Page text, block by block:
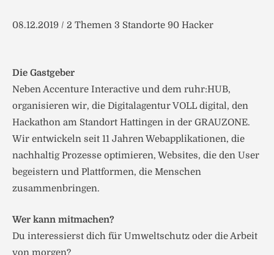
08.12.2019 / 2 Themen 3 Standorte 90 Hacker
Die Gastgeber
Neben Accenture Interactive und dem ruhr:HUB,
organisieren wir, die Digitalagentur VOLL digital, den
Hackathon am Standort Hattingen in der GRAUZONE.
Wir entwickeln seit 11 Jahren Webapplikationen, die
nachhaltig Prozesse optimieren, Websites, die den User
begeistern und Plattformen, die Menschen
zusammenbringen.
Wer kann mitmachen?
Du interessierst dich für Umweltschutz oder die Arbeit
von morgen?